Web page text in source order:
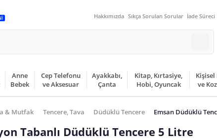
Hakkımızda Sıkça Sorulan Sorular İade Süreci
Anne
Bebek
Cep Telefonu
ve Aksesuar
Ayakkabı,
Çanta
Kitap, Kırtasiye,
Hobi, Oyuncak
Kişisel
ve
& Mutfak Tencere, Tava Düdüklü Tencere Emsan Düdüklü
Tabanlı Düdüklü Tencere 5 Litre